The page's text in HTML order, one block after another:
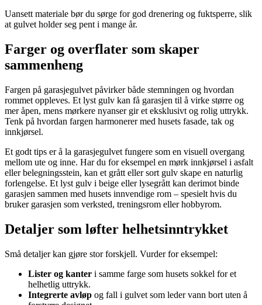
Uansett materiale bør du sørge for god drenering og fuktsperre, slik
at gulvet holder seg pent i mange år.
Farger og overflater som skaper
sammenheng
Fargen på garasjegulvet påvirker både stemningen og hvordan
rommet oppleves. Et lyst gulv kan få garasjen til å virke større og
mer åpen, mens mørkere nyanser gir et eksklusivt og rolig uttrykk.
Tenk på hvordan fargen harmonerer med husets fasade, tak og
innkjørsel.
Et godt tips er å la garasjegulvet fungere som en visuell overgang
mellom ute og inne. Har du for eksempel en mørk innkjørsel i asfalt
eller belegningsstein, kan et grått eller sort gulv skape en naturlig
forlengelse. Et lyst gulv i beige eller lysegrått kan derimot binde
garasjen sammen med husets innvendige rom – spesielt hvis du
bruker garasjen som verksted, treningsrom eller hobbyrom.
Detaljer som løfter helhetsinntrykket
Små detaljer kan gjøre stor forskjell. Vurder for eksempel:
Lister og kanter i samme farge som husets sokkel for et
helhetlig uttrykk.
Integrerte avløp og fall i gulvet som leder vann bort uten å